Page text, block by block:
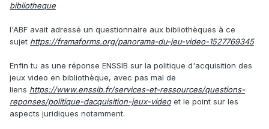
bibliotheque
l'ABF avait adressé un questionnaire aux bibliothèques à ce
sujet https://framaforms.org/panorama-du-jeu-video-1527769345
Enfin tu as une réponse ENSSIB sur la politique d'acquisition des
jeux video en bibliothèque, avec pas mal de
liens https://www.enssib.fr/services-et-ressources/questions-
reponses/politique-dacquisition-jeux-video et le point sur les
aspects juridiques notamment.